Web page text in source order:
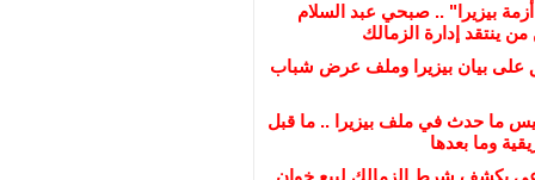
بيزيرا" .. صبحي عبد السلام
ينتقد إدارة الزمالك
على بيان بيزيرا وملف عرض شباب
ما حدث في ملف بيزيرا .. ما قبل
وما بعدها
يكشف شرط الزمالك لبيع خوان